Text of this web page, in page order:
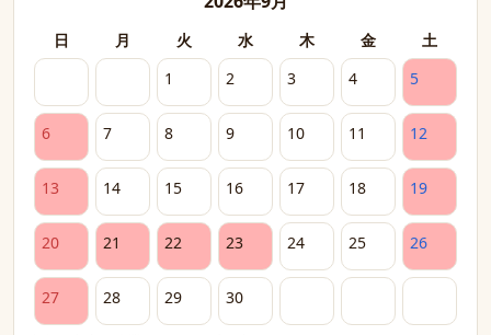
日 月 火 水 木 金
土
1
2 3 4 5
6 7 8 9 10 11 12
13 14 15 16 17 18 19
20 21 22 23 24 25 26
27 28 29 30